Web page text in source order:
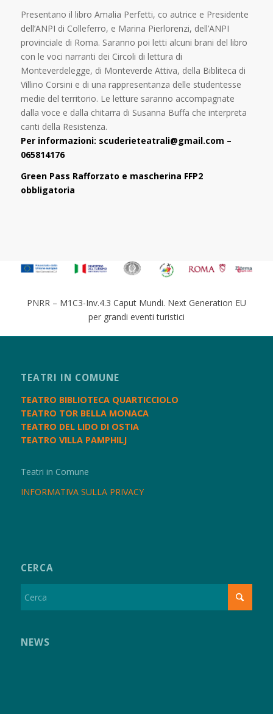
Presentano il libro Amalia Perfetti, co autrice e Presidente
dell’ANPI di Colleferro, e Marina Pierlorenzi, dell’ANPI
provinciale di Roma. Saranno poi letti alcuni brani del libro
con le voci narranti dei Circoli di lettura di
Monteverdelegge, di Monteverde Attiva, della Bibliteca di
Villino Corsini e di una rappresentanza delle studentesse
medie del territorio. Le letture saranno accompagnate
dalla voce e dalla chitarra di Susanna Buffa che interpreta
canti della Resistenza.
Per informazioni: scuderieteatrali@gmail.com –
065814176
Green Pass Rafforzato e mascherina FFP2
obbligatoria
PNRR – M1C3-Inv.4.3 Caput Mundi. Next Generation EU
per grandi eventi turistici
TEATRI IN COMUNE
TEATRO BIBLIOTECA QUARTICCIOLO
TEATRO TOR BELLA MONACA
TEATRO DEL LIDO DI OSTIA
TEATRO VILLA PAMPHILJ
Teatri in Comune
INFORMATIVA SULLA PRIVACY
CERCA
NEWS